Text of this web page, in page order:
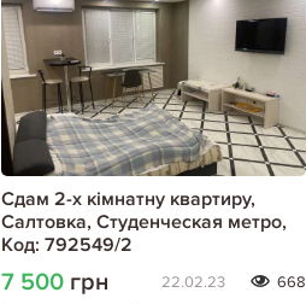
Сдам 2-х кімнатну квартиру,
Салтовка, Студенческая метро,
Код: 792549/2
7 500 грн 22.02.23 668